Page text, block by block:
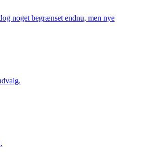
noget begrænset endnu, men nye